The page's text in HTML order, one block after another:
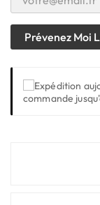
Prévenez Moi
commande